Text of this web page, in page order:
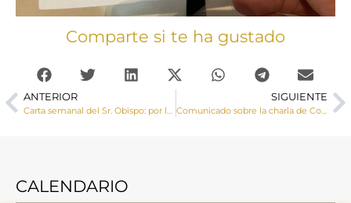
Comparte si te ha gustado
ANTERIOR SIGUIENTE
Comunicado sobre la charla de Courage International
CALENDARIO